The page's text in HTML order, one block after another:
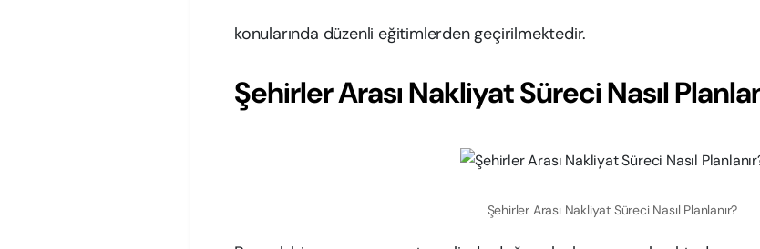
konularında düzenli eğitimlerden geçirilmektedir.
Şehirler Arası Nakliyat Süreci Nasıl
Şehirler Arası Nakliyat Süreci Nasıl Planlanır?